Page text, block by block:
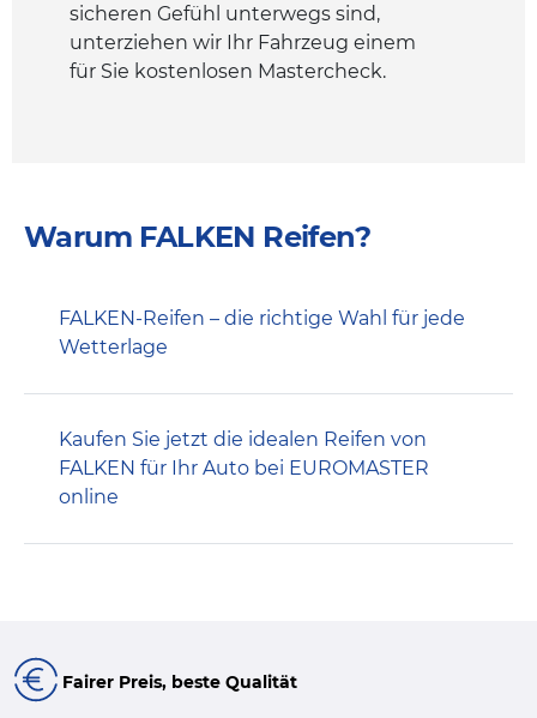
sicheren Gefühl unterwegs sind,
unterziehen wir Ihr Fahrzeug einem
für Sie kostenlosen Mastercheck.
Warum FALKEN Reifen?
FALKEN-Reifen – die richtige Wahl für jede
Wetterlage
Kaufen Sie jetzt die idealen Reifen von
FALKEN für Ihr Auto bei EUROMASTER
online
Fairer Preis, beste Qualität